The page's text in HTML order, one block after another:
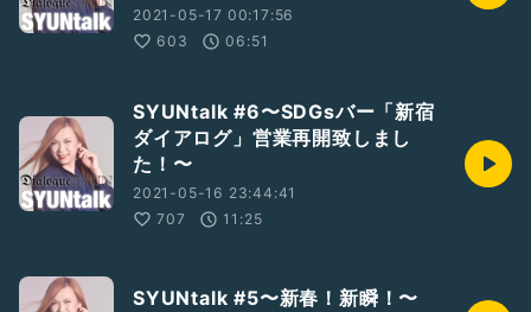
2021-05-17 00:17:56
603
06:51
SYUNtalk #6〜SDGsバー「新宿
ダイアログ」営業再開致しまし
た！〜
2021-05-16 23:44:41
707
11:25
SYUNtalk #5〜新春！新瞬！〜